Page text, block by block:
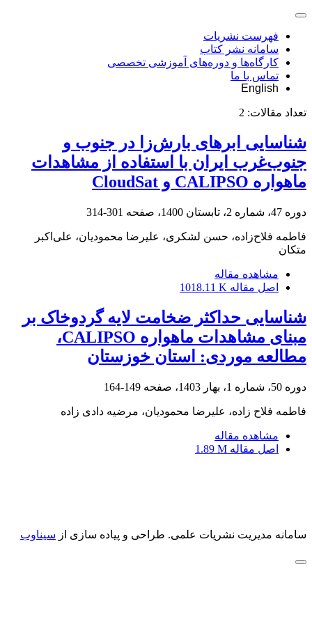
فهرست نشریات
سامانه نشر کتاب
کارگاه‌ها و دوره‌های آموزشی تخصصی
تماس با ما
English
تعداد مقالات: 2
شناسایی ابرهای بارش‌زا در جنوب و
جنوب‌غرب ایران با استفاده از مشاهدات
ماهواره CALIPSO و CloudSat
دوره 47، شماره 2، تابستان 1400، صفحه 301-314
فاطمه فلاح‌زاده، حسن لشکری، علیرضا محمودیان، علی‌اکبر
متکان
مشاهده مقاله
اصل مقاله 1018.11 K
شناسایی حداکثر ضخامت لایه گردوخاک بر
مبنای مشاهدات ماهواره CALIPSO،
مطالعه موردی: استان خوزستان
دوره 50، شماره 1، بهار 1403، صفحه 149-164
فاطمه فلاح زاده، علیرضا محمودیان، مرضیه دادی زاده
مشاهده مقاله
اصل مقاله 1.89 M
سامانه مدیریت نشریات علمی. طراحی و پیاده سازی از سیناوب